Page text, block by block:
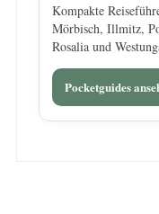
Kompakte
Mörbisch, Illmitz,
Rosalia und
Pocketguides